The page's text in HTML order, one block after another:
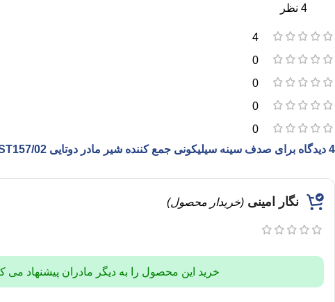
4 نظر
4
0
0
0
0
4 دیدگاه برای
صدف سینه سیلیکونی جمع کننده شیر مادر دوتایی AST157/02
نگار امینی (خریدار محصول)
خرید این محصول را به دیگر مادران پیشنهاد می